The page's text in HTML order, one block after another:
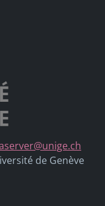
de Genève